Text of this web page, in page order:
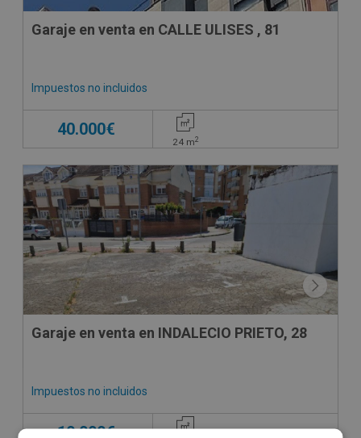
Garaje en venta en CALLE ULISES , 81
Impuestos no incluidos
40.000€
24 m2
CONDICIONES ESPECIALES
Garaje en venta en INDALECIO PRIETO, 28
Impuestos no incluidos
10.000€